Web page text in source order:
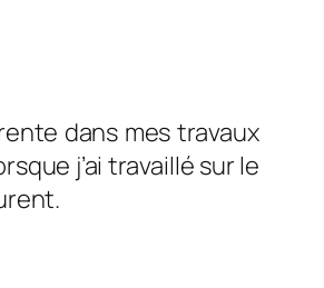
dans mes travaux
j’ai travaillé sur le